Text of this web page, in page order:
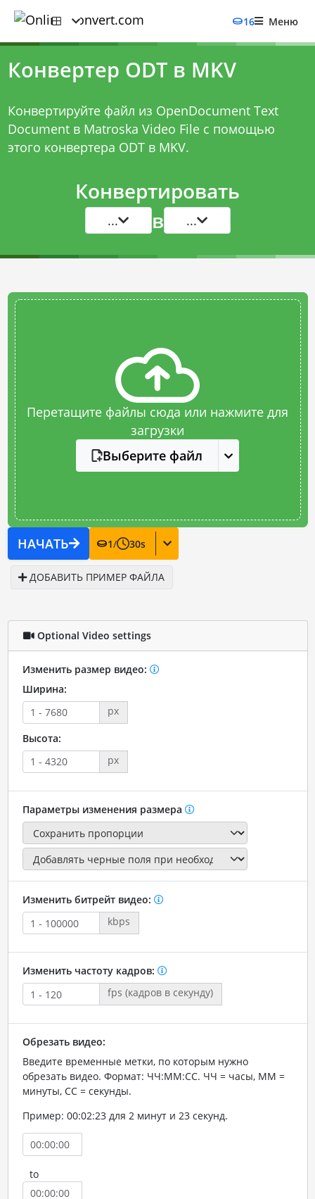
16 Меню
Конвертер ODT в MKV
Конвертируйте файл из OpenDocument Text
Document в Matroska Video File с помощью
этого конвертера ODT в MKV.
Конвертировать
... в ...
Перетащите файлы сюда или нажмите для
загрузки
Выберите файл
НАЧАТЬ 1/ 30s
ДОБАВИТЬ ПРИМЕР ФАЙЛА
Optional Video settings
Изменить размер видео:
Ширина:
px
Высота:
px
Параметры изменения размера
Изменить битрейт видео:
kbps
Изменить частоту кадров:
fps (кадров в секунду)
Обрезать видео:
Введите временные метки, по которым нужно
обрезать видео. Формат: ЧЧ:ММ:СС. ЧЧ = часы, ММ =
минуты, СС = секунды.
Пример: 00:02:23 для 2 минут и 23 секунд.
to